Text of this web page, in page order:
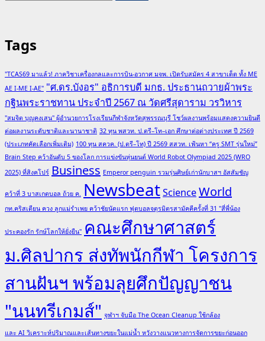
Tags
"TCAS69 มาแล้ว! ภาควิชาเครื่องกลและการบิน-อวกาศ มจพ. เปิดรับสมัคร 4 สาขาเด็ด ทั้ง ME
AE I-ME I-AE" "ศ.ดร.บังอร" อธิการบดี มกธ. ประธานถวายผ้าพระ
กฐินพระราชทาน ประจำปี 2567 ณ วัดศรีสุดาราม วรวิหาร
"สมจิต บุญคงเสน" ผู้อำนวยการโรงเรียนกีฬาจังหวัดสุพรรณบุรี โชว์ผลงานพร้อมแสดงความยินดี
ต่อผลงานระดับชาติและนานาชาติ 32 ทุน พสวท. ป.ตรี–โท–เอก ศึกษาต่อต่างประเทศ ปี 2569
(ประเภทคัดเลือกเพิ่มเติม) 100 ทุน สควค. (ป.ตรี–โท) ปี 2569 สสวท. เฟ้นหา “ครู SMT รุ่นใหม่”
Brain Step คว้าอันดับ 5 ของโลก การแข่งขันหุ่นยนต์ World Robot Olympiad 2025 (WRO
2025) ที่สิงคโปร์ Business Emperor penguin รวมรุ่นศิษย์เก่านักบาสฯ อัสสัมชัญ
คว้าที่ 3 บาสเกตบอล ถ้วย ค. NewsbeatScienceWorld
กท.คริสเตียน ควง ลูกแม่รำเพย คว้าชัยนัดแรก ฟุตบอลจตุรมิตรสามัคคีครั้งที่ 31 "สี่พี่น้อง
ประคองรัก รักษ์โลกให้ยั่งยืน" คณะศึกษาศาสตร์
ม.ศิลปากร ส่งทัพนักกีฬา โครงการ
สานฝันฯ พร้อมลุยศึกปัญญาชน
"นนทรีเกมส์" จุฬาฯ จับมือ The Ocean Cleanup ใช้กล้อง
และ AI วิเคราะห์ปริมาณและเส้นทางขยะในแม่น้ำ หวังวางแนวทางการจัดการขยะก่อนออก